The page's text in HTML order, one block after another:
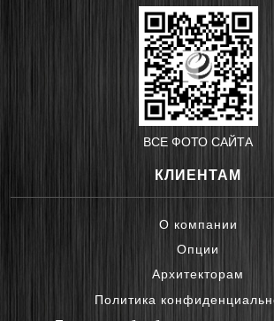
ВСЕ ФОТО САЙТА
КЛИЕНТАМ
О компании
Опции
Архитекторам
Политика